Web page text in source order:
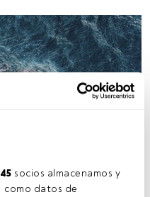
45 socios almacenamos y
como datos de